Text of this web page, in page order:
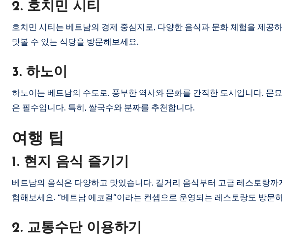
2. 호치민 시티
호치민 시티는 베트남의 경제 중심지로, 다양한 음식과 문화 체험을 제공
맛볼 수 있는 식당을 방문해보세요.
3. 하노이
하노이는 베트남의 수도로, 풍부한 역사와 문화를 간직한 도시입니다. 문
은 필수입니다. 특히, 쌀국수와 분짜를 추천합니다.
여행 팁
1. 현지 음식 즐기기
베트남의 음식은 다양하고 맛있습니다. 길거리 음식부터 고급 레스토랑
험해보세요. “베트남 에코걸”이라는 컨셉으로 운영되는 레스토랑도 방문
2. 교통수단 이용하기